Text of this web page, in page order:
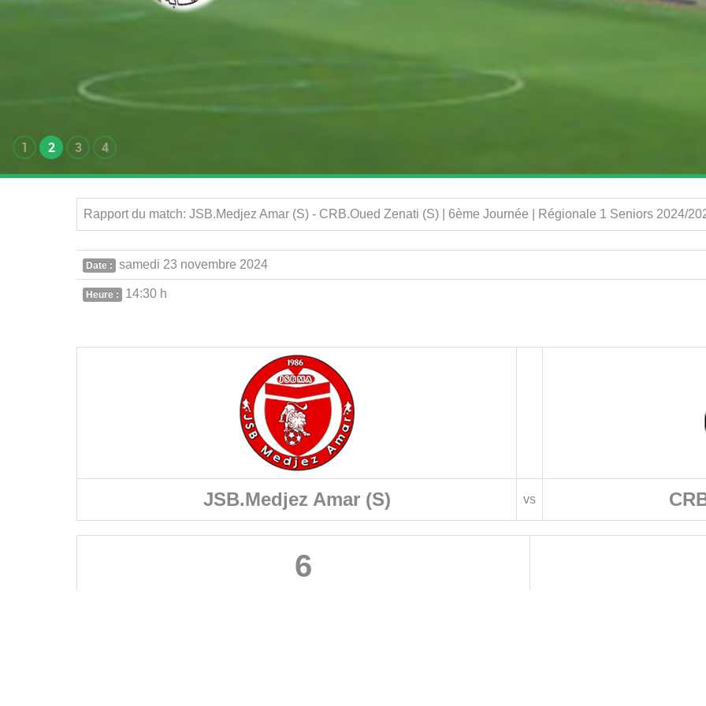
1 2 3 4
Rapport du match: JSB.Medjez Amar (S) - CRB.Oued Zenati (S) | 6ème Journée | Régionale 1 Seniors 2024/
Date : samedi 23 novembre 2024
Heure : 14:30 h
JSB.Medjez Amar (S) vs
6